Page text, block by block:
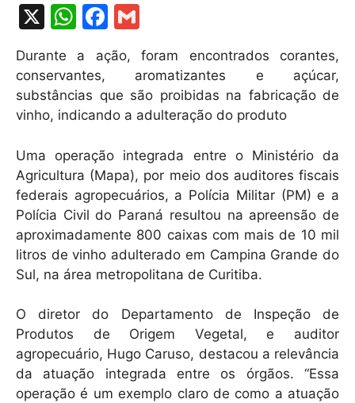
X
W
at
s
A
p
F
a
c
e
b
o
k
m
ai
l
Durante a ação, foram encontrados corantes,
conservantes, aromatizantes e açúcar,
substâncias que são proibidas na fabricação de
vinho, indicando a adulteração do produto
Uma operação integrada entre o Ministério da
Agricultura (Mapa), por meio dos auditores fiscais
federais agropecuários, a Polícia Militar (PM) e a
Polícia Civil do Paraná resultou na apreensão de
aproximadamente 800 caixas com mais de 10 mil
litros de vinho adulterado em Campina Grande do
Sul, na área metropolitana de Curitiba.
O diretor do Departamento de Inspeção de
Produtos de Origem Vegetal, e auditor
agropecuário, Hugo Caruso, destacou a relevância
da atuação integrada entre os órgãos. “Essa
operação é um exemplo claro de como a atuação